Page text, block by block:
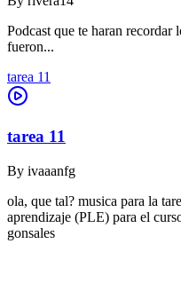
Podcast que te haran recordar
fueron...
tarea 11
tarea 11
By ivaaanfg
ola, que tal? musica para la
aprendizaje (PLE) para el
gonsales